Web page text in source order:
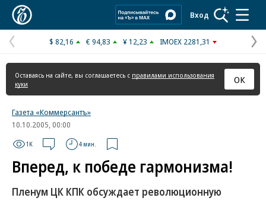
Вход
Предыдущая
страница
$ 82,16 € 94,83 ¥ 12,23 IMOEX 2281,31
Оставаясь на сайте, вы соглашаетесь с правилами использования
куки
ОК
Газета «Коммерсантъ»
10.10.2005, 00:00
1K 4 мин.
Вперед, к победе гармонизма!
Пленум ЦК КПК обсуждает революционную